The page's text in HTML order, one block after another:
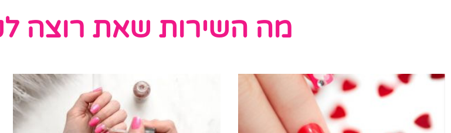
מה השירות שאת רוצה